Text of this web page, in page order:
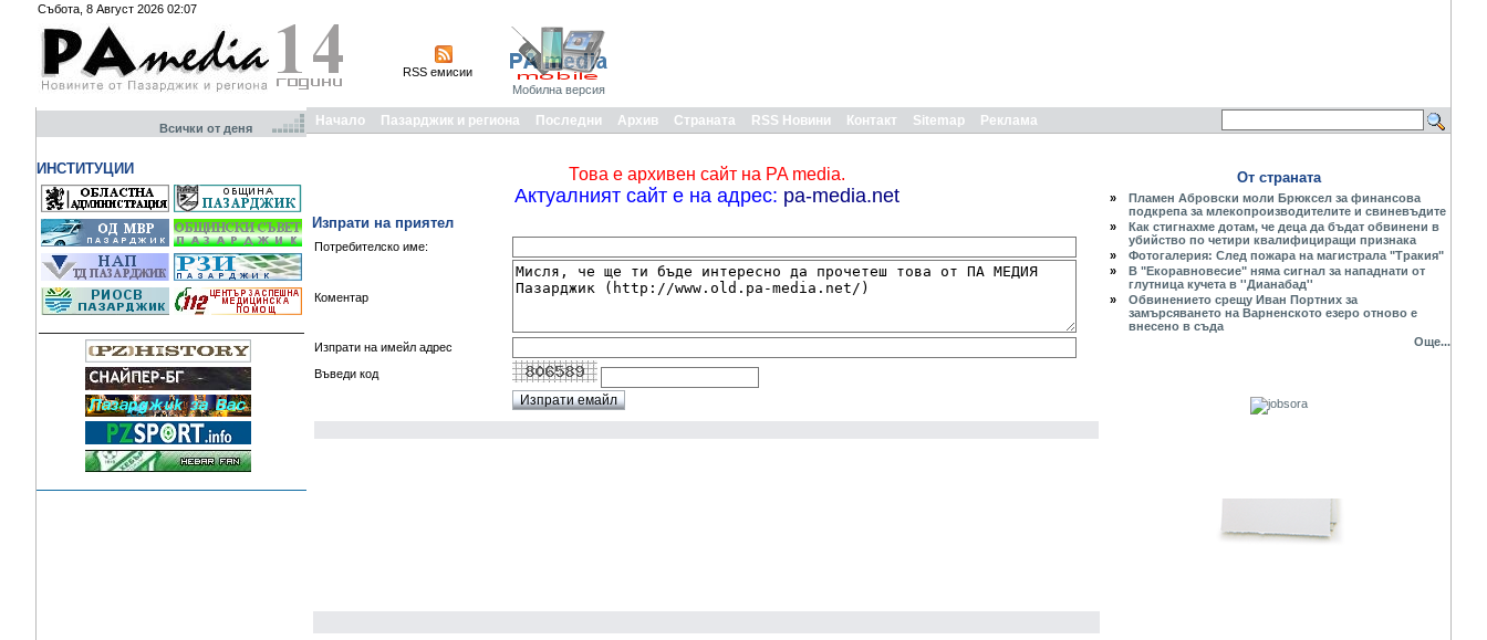
Събота, 8 Август 2026 02:07
RSS емисии
Мобилна версия
Всички от деня
ИНСТИТУЦИИ
Начало Пазарджик и региона Последни Архив Страната RSS Новини Контакт Sitemap Реклама
Това е архивен сайт на PA media.
Актуалният сайт е на адрес: pa-media.net
Изпрати на приятел
Потребителско име:
Коментар
Изпрати на имейл адрес
Въведи код
От страната
»
Пламен Абровски моли Брюксел за финансова
подкрепа за млекопроизводителите и свиневъдите
»
Как стигнахме дотам, че деца да бъдат обвинени в
убийство по четири квалифициращи признака
»
Фотогалерия: След пожара на магистрала "Тракия"
»
В "Екоравновесие" няма сигнал за нападнати от
глутница кучета в ''Дианабад''
»
Обвинението срещу Иван Портних за
замърсяването на Варненското езеро отново е
внесено в съда
Още...